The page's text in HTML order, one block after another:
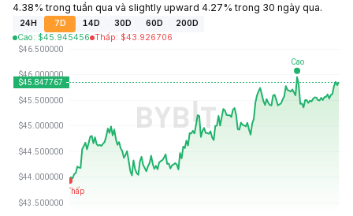
4.38% trong tuần qua và slightly upward 4.27% trong 30 ngày qua.
24H 7D 14D 30D 60D
200D
Cao: $45.945456 Thấp: $43.926706
Cập Nhật Lần Cuối: 2026-08-08, 18:18 GMT+0
Mức cao nhất mọi thời đại